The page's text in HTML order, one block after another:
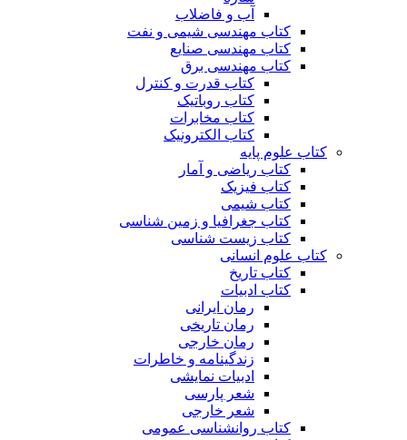
آب و فاضلاب
کتاب مهندسی شیمی و نفت
کتاب مهندسی صنایع
کتاب مهندسی برق
کتاب قدرت و کنترل
کتاب روباتیک
کتاب مخابرات
کتاب الکترونیک
کتاب علوم پایه
کتاب ریاضی و آمار
کتاب فیزیک
کتاب شیمی
کتاب جغرافیا و زمین شناسی
کتاب زیست شناسی
کتاب علوم انسانی
کتاب تاریخ
کتاب ادبیات
رمان ایرانی
رمان تاریخی
رمان خارجی
زندگینامه و خاطرات
ادبیات نمایشی
شعر پارسی
شعر خارجی
کتاب روانشناسی عمومی